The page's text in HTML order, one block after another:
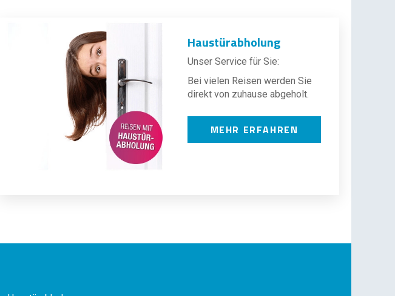
Haustürabholung
Unser Service für Sie:
Bei vielen Reisen werden Sie
direkt von zuhause abgeholt.
MEHR ERFAHREN